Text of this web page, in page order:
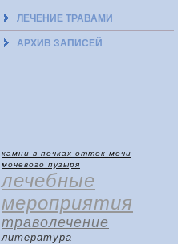
ЛЕЧЕНИЕ ТРАВАМИ
АРХИВ ЗАПИСЕЙ
камни в почках отток мочи
мочевого пузыря
лечебные
мероприятия
траволечение
литература